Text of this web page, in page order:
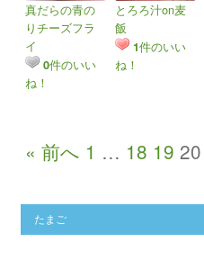
真だらの青の
りチーズフラ
イ
0件のいい
ね！
とろろ汁on麦
飯
1件のいい
ね！
« 前へ 1 … 18 19 20